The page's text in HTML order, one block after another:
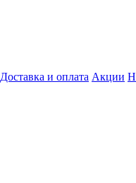
Доставка и оплата Акции